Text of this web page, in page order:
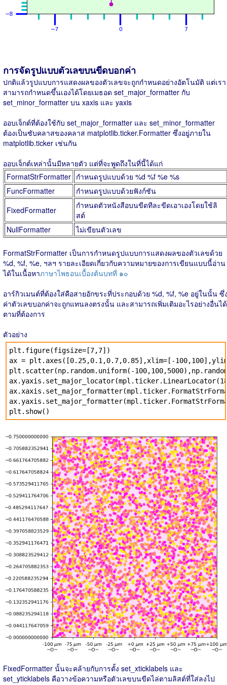
การจัดรูปแบบตัวเลขบนขีดบอกค่า
ปกติแล้วรูปแบบการแสดงผลของตัวเลขจะถูกกำหนดอย่างอัตโนมัติ แต่เรา
สามารถกำหนดขึ้นเองได้โดยเมธอด set_major_formatter กับ
set_minor_formatter บน xaxis และ yaxis
ออบเจ็กต์ที่ต้องใช้กับ set_major_formatter และ set_minor_formatter
ต้องเป็นซับคลาสของคลาส matplotlib.ticker.Formatter ซึ่งอยู่ภายใน
matplotlib.ticker เช่นกัน
ออบเจ็กต์เหล่านั้นมีหลายตัว แต่ที่จะพูดถึงในที่นี้ได้แก่
FormatStrFormatter กำหนดรูปแบบด้วย %d %f %e %s
FuncFormatter
กำหนดรูปแบบด้วยฟังก์ชัน
FixedFormatter
กำหนดตัวหนังสือบนขีดทีละขีดเอาเองโดยใช้ลิ
สต์
NullFormatter
ไม่เขียนตัวเลข
FormatStrFormatter เป็นการกำหนดรูปแบบการแสดงผลของตัวเลขด้วย
%d, %f, %e, ฯลฯ รายละเอียดเกี่ยวกับความหมายของการเขียนแบบนี้อ่าน
ได้ในเนื้อหาภาษาไพธอนเบื้องต้นบทที่ ๑๐
อาร์กิวเมนต์ที่ต้องใส่คือสายอักขระที่ประกอบด้วย %d, %f, %e อยู่ในนั้น ซึ่
ค่าตัวเลขบอกค่าจะถูกแทนลงตรงนั้น และสามารถเพิ่มเติมอะไรอย่างอื่นได้
ตามที่ต้องการ
ตัวอย่าง
plt.figure(figsize=[7,7])
ax = plt.axes([0.25,0.1,0.7,0.85],xlim=[-
plt.scatter(np.random.uniform(-
plt.show()
FixedFormatter นั้นจะคล้ายกับการตั้ง set_xticklabels และ
set_yticklabels คือวางข้อความหรือตัวเลขบนขีดไล่ตามลิสต์ที่ใส่ลงไป